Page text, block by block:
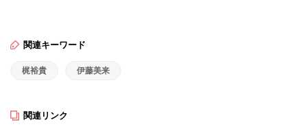
関連キーワード
梶裕貴 伊藤美来
関連リンク